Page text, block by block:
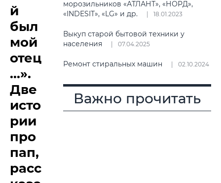
й
был
мой
отец
...».
Две
исто
рии
про
пап,
расс
морозильников «АТЛАНТ», «НОРД»,
«INDESIT», «LG» и др.
18.01.2023
Выкуп старой бытовой техники у
населения
07.04.2025
Ремонт стиральных машин 02.10.2024
Важно прочитать